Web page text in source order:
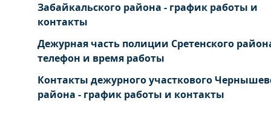
Забайкальского района - график работы и
контакты
Дежурная часть полиции Сретенского
телефон и время работы
Контакты дежурного участкового
района - график работы и контакты